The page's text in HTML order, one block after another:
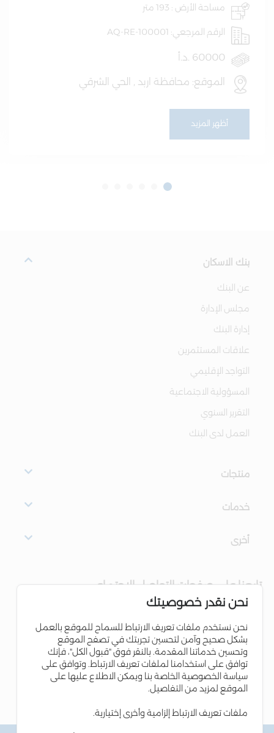
مساحة الأرض : 193 متر
الرقم المرجعي: AQ-RE-100001
60000 .د.أ
الموقع: محافظة اربد , الحي الشرقي
أظهر المزيد
بنك الاسكان
عن البنك
مجلس الإدارة
إدارة البنك
علاقات المستثمرين
التواجد الإقليمي
المسؤولية الاجتماعية
التقرير السنوي
العمل لدى البنك
منتجات
خدمات
أخرى
تابعنا على صفحات التواصل الاجتماعي
نحن نقدر خصوصيتك
نحن نستخدم ملفات تعريف الارتباط للسماح للموقع بالعمل
بشكل صحيح وآمن لتحسين تجربتك في تصفح الموقع
وتحسين خدماتنا المقدمة. بالنقر فوق "قبول الكل"، فإنك
توافق على استخدامنا لملفات تعريف الارتباط. وتوافق على
سياسة الخصوصية الخاصة بنا ويمكن الاطلاع عليها على
الموقع لمزيد من التفاصيل.
ملفات تعريف الارتباط إلزامية وأخرى إختيارية.